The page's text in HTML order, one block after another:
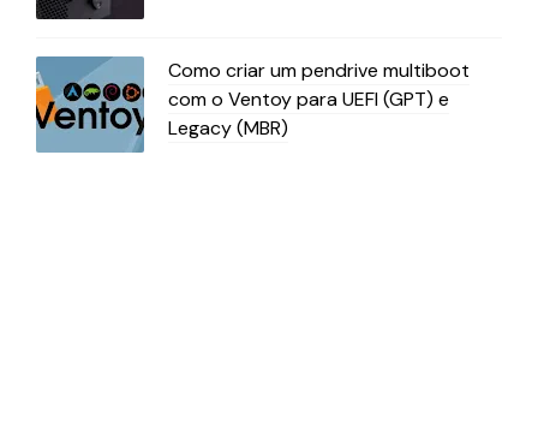
Como criar um pendrive multiboot
com o Ventoy para UEFI (GPT) e
Legacy (MBR)